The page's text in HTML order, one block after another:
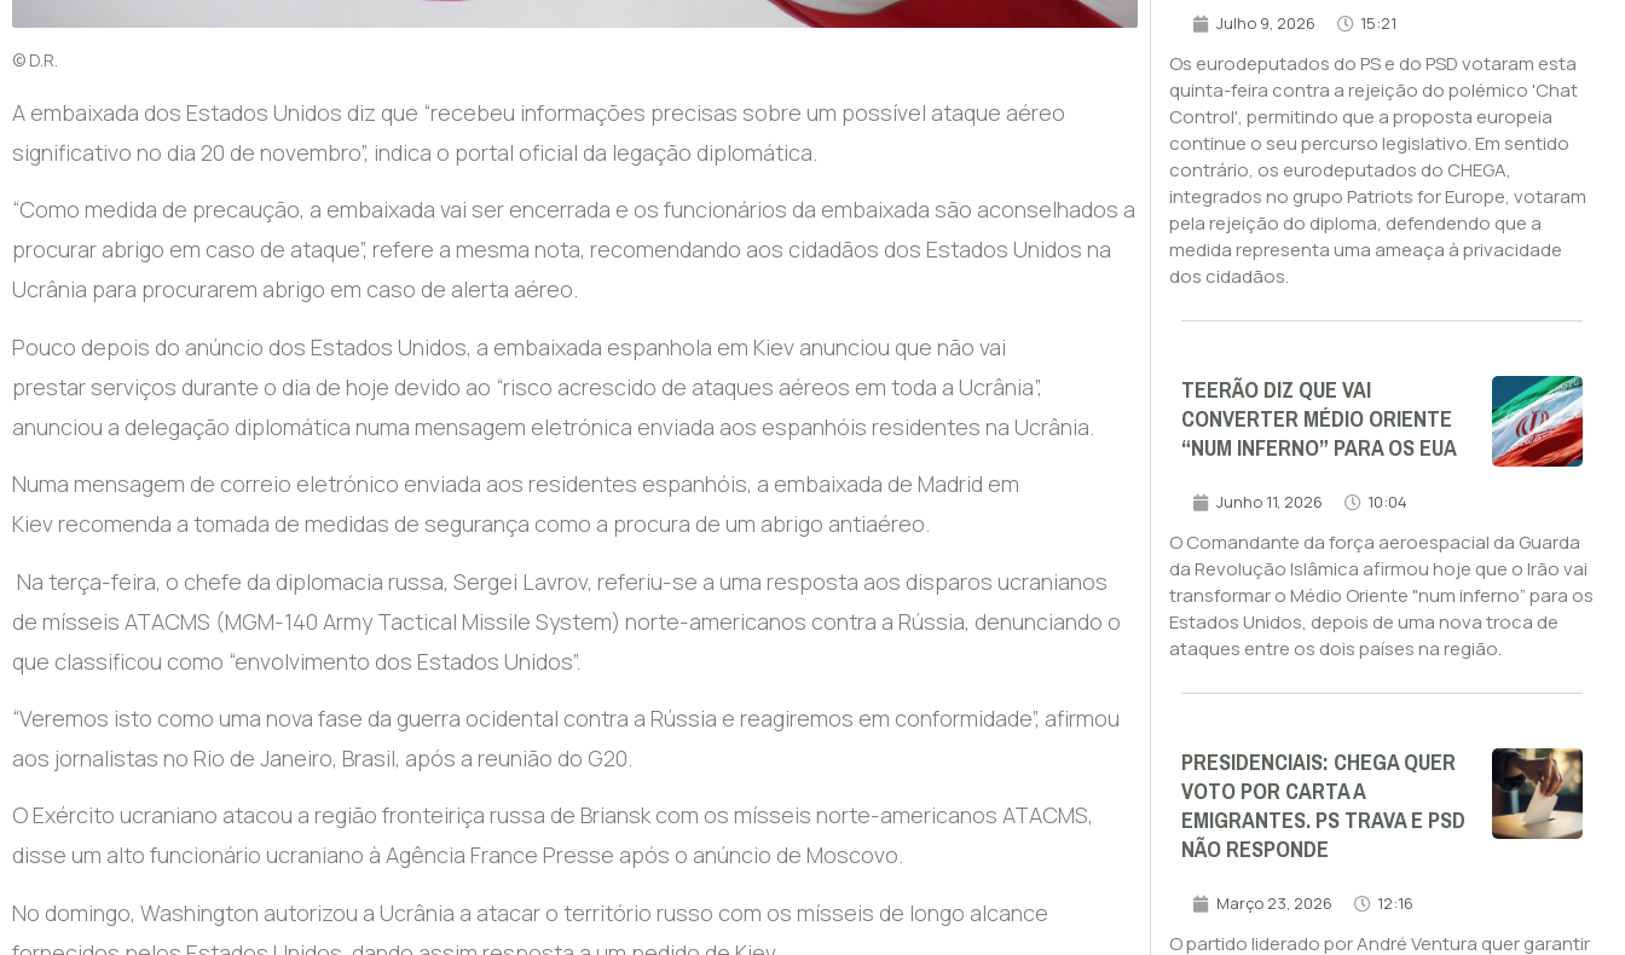
© D.R.
A embaixada dos Estados Unidos diz que “recebeu informações precisas sobre um possível ataque aéreo
significativo no dia 20 de novembro”, indica o portal oficial da legação diplomática.
“Como medida de precaução, a embaixada vai ser encerrada e os funcionários da embaixada são aconselhados a
procurar abrigo em caso de ataque”, refere a mesma nota, recomendando aos cidadãos dos Estados Unidos na
Ucrânia para procurarem abrigo em caso de alerta aéreo.
Pouco depois do anúncio dos Estados Unidos, a embaixada espanhola em Kiev anunciou que não vai
prestar serviços durante o dia de hoje devido ao “risco acrescido de ataques aéreos em toda a Ucrânia”,
anunciou a delegação diplomática numa mensagem eletrónica enviada aos espanhóis residentes na Ucrânia.
Numa mensagem de correio eletrónico enviada aos residentes espanhóis, a embaixada de Madrid em
Kiev recomenda a tomada de medidas de segurança como a procura de um abrigo antiaéreo.
Na terça-feira, o chefe da diplomacia russa, Sergei Lavrov, referiu-se a uma resposta aos disparos ucranianos
de mísseis ATACMS (MGM-140 Army Tactical Missile System) norte-americanos contra a Rússia, denunciando o
que classificou como “envolvimento dos Estados Unidos”.
“Veremos isto como uma nova fase da guerra ocidental contra a Rússia e reagiremos em conformidade”, afirmou
aos jornalistas no Rio de Janeiro, Brasil, após a reunião do G20.
O Exército ucraniano atacou a região fronteiriça russa de Briansk com os mísseis norte-americanos ATACMS,
disse um alto funcionário ucraniano à Agência France Presse após o anúncio de Moscovo.
No domingo, Washington autorizou a Ucrânia a atacar o território russo com os mísseis de longo alcance
Julho 9, 2026 15:21
Os eurodeputados do PS e do PSD votaram esta
quinta-feira contra a rejeição do polémico 'Chat
Control', permitindo que a proposta europeia
continue o seu percurso legislativo. Em sentido
contrário, os eurodeputados do CHEGA,
integrados no grupo Patriots for Europe, votaram
pela rejeição do diploma, defendendo que a
medida representa uma ameaça à privacidade
dos cidadãos.
TEERÃO DIZ QUE VAI
CONVERTER MÉDIO ORIENTE
“NUM INFERNO” PARA OS EUA
Junho 11, 2026 10:04
O Comandante da força aeroespacial da Guarda
da Revolução Islâmica afirmou hoje que o Irão vai
transformar o Médio Oriente "num inferno” para os
Estados Unidos, depois de uma nova troca de
ataques entre os dois países na região.
PRESIDENCIAIS: CHEGA QUER
VOTO POR CARTA A
EMIGRANTES. PS TRAVA E PSD
NÃO RESPONDE
Março 23, 2026 12:16
O partido liderado por André Ventura quer garantir